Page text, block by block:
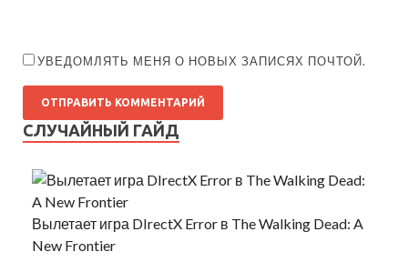
УВЕДОМЛЯТЬ МЕНЯ О НОВЫХ ЗАПИСЯХ ПОЧТОЙ.
СЛУЧАЙНЫЙ ГАЙД
Вылетает игра DIrectX Error в The Walking Dead: A
New Frontier